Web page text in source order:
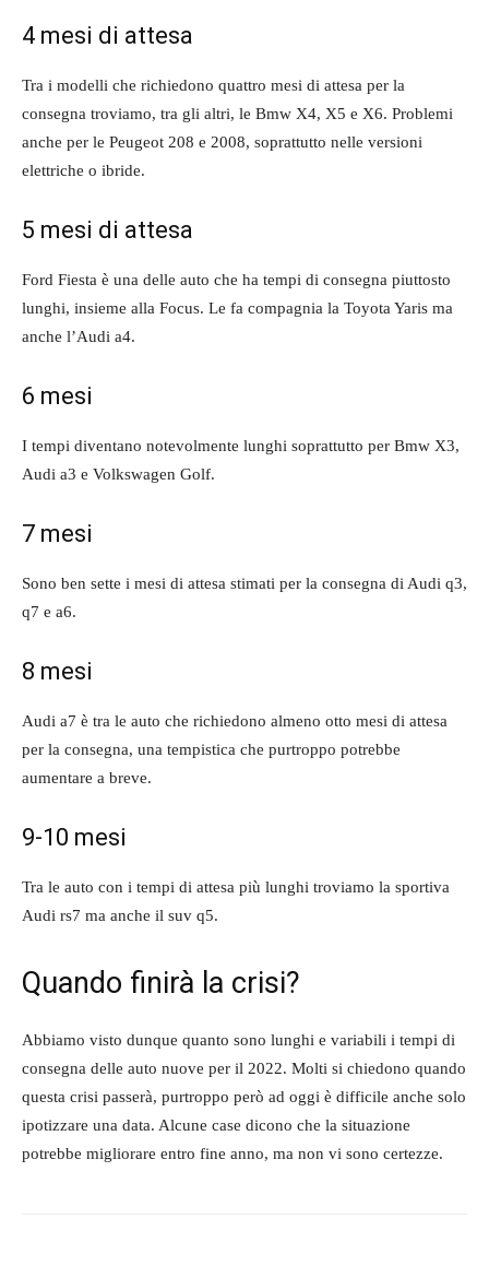
4 mesi di attesa
Tra i modelli che richiedono quattro mesi di attesa per la
consegna troviamo, tra gli altri, le Bmw X4, X5 e X6. Problemi
anche per le Peugeot 208 e 2008, soprattutto nelle versioni
elettriche o ibride.
5 mesi di attesa
Ford Fiesta è una delle auto che ha tempi di consegna piuttosto
lunghi, insieme alla Focus. Le fa compagnia la Toyota Yaris ma
anche l’Audi a4.
6 mesi
I tempi diventano notevolmente lunghi soprattutto per Bmw X3,
Audi a3 e Volkswagen Golf.
7 mesi
Sono ben sette i mesi di attesa stimati per la consegna di Audi q3,
q7 e a6.
8 mesi
Audi a7 è tra le auto che richiedono almeno otto mesi di attesa
per la consegna, una tempistica che purtroppo potrebbe
aumentare a breve.
9-10 mesi
Tra le auto con i tempi di attesa più lunghi troviamo la sportiva
Audi rs7 ma anche il suv q5.
Quando finirà la crisi?
Abbiamo visto dunque quanto sono lunghi e variabili i tempi di
consegna delle auto nuove per il 2022. Molti si chiedono quando
questa crisi passerà, purtroppo però ad oggi è difficile anche solo
ipotizzare una data. Alcune case dicono che la situazione
potrebbe migliorare entro fine anno, ma non vi sono certezze.